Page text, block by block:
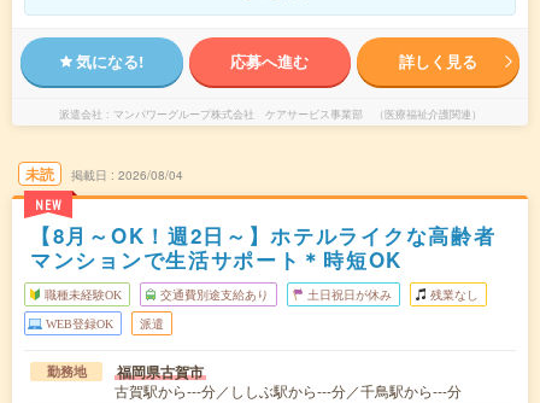
気になる! 応募へ進む 詳しく見る
派遣会社 マンパワーグループ株式会社 ケアサービス事業部 （医療福祉介護関連）
未読
NEW
掲載日 2026/08/04
【8月～OK！週2日～】ホテルライクな高齢者
マンションで生活サポート＊時短OK
職種未経験OK 交通費別途支給あり 土日祝日が休み 残業なし
WEB登録OK 派遣
勤務地 福岡県古賀市
古賀駅から---分／ししぶ駅から---分／千鳥駅から---分